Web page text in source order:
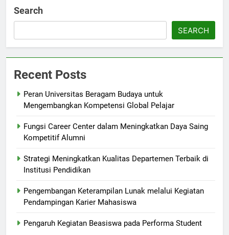
Search
SEARCH
Recent Posts
Peran Universitas Beragam Budaya untuk
Mengembangkan Kompetensi Global Pelajar
Fungsi Career Center dalam Meningkatkan Daya Saing
Kompetitif Alumni
Strategi Meningkatkan Kualitas Departemen Terbaik di
Institusi Pendidikan
Pengembangan Keterampilan Lunak melalui Kegiatan
Pendampingan Karier Mahasiswa
Pengaruh Kegiatan Beasiswa pada Performa Student